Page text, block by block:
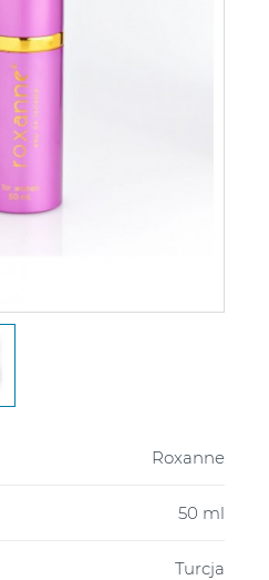
Roxanne
50 ml
Turcja